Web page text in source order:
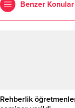
Benzer Konular
Rehberlik